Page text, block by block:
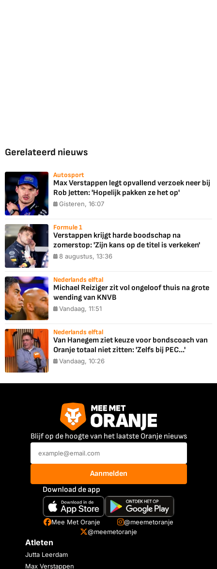
Gerelateerd nieuws
Autosport
Max Verstappen legt opvallend verzoek neer bij
Rob Jetten: 'Hopelijk pakken ze het op'
Gisteren, 16:07
Formule 1
Verstappen krijgt harde boodschap na
zomerstop: 'Zijn kans op de titel is verkeken'
8 augustus, 13:36
Nederlands elftal
Michael Reiziger zit vol ongeloof thuis na grote
wending van KNVB
Vandaag, 11:51
Nederlands elftal
Van Hanegem ziet keuze voor bondscoach van
Oranje totaal niet zitten: 'Zelfs bij PEC...'
Vandaag, 10:26
Blijf op de hoogte van het laatste Oranje nieuws
Aanmelden
Download de app
Mee Met Oranje
@meemetoranje
@meemetoranje
Atleten
Jutta Leerdam
Max Verstappen